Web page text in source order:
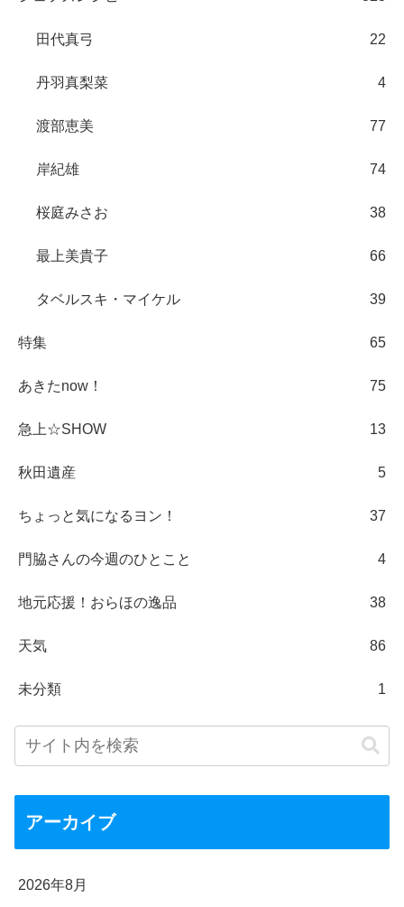
田代真弓 22
丹羽真梨菜 4
渡部恵美 77
岸紀雄 74
桜庭みさお 38
最上美貴子 66
タベルスキ・マイケル 39
特集 65
あきたnow！ 75
急上☆SHOW 13
秋田遺産 5
ちょっと気になるヨン！ 37
門脇さんの今週のひとこと 4
地元応援！おらほの逸品 38
天気 86
未分類 1
アーカイブ
2026年8月